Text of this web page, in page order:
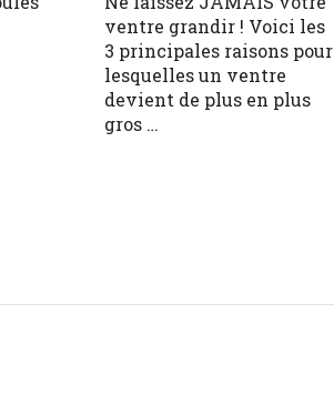
ventre grandir ! Voici les
3 principales raisons pour
lesquelles un ventre
devient de plus en plus
gros …